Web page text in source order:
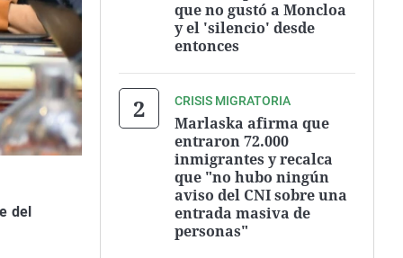
del
que no gustó a Moncloa
y el 'silencio' desde
entonces
CRISIS MIGRATORIA
Marlaska afirma que
entraron 72.000
inmigrantes y recalca
que "no hubo ningún
aviso del CNI sobre una
entrada masiva de
personas"